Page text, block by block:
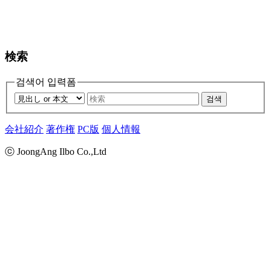
検索
검색어 입력폼
검색
会社紹介 著作権 PC版 個人情報
ⓒ JoongAng Ilbo Co.,Ltd